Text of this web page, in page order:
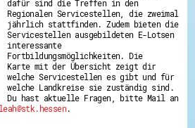
dafür sind die Treffen in den
Regionalen Servicestellen, die zweimal
jährlich stattfinden. Zudem bieten die
Servicestellen ausgebildeten E-Lotsen
interessante
Fortbildungsmöglichkeiten. Die
Karte mit der Übersicht zeigt dir
welche Servicestellen es gibt und für
welche Landkreise sie zuständig sind.
Du hast aktuelle Fragen, bitte Mail an
.